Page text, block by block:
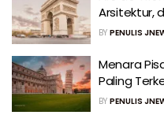
Arsitektur,
BY PENULIS
Menara
Paling
BY PENULIS